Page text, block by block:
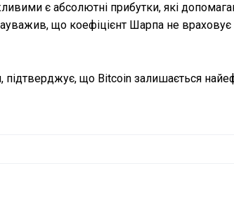
є абсолютні прибутки, які
що коефіцієнт Шарпа не враховує
підтверджує, що Bitcoin залишається